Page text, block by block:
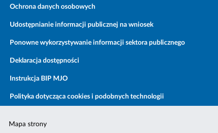
Ochrona danych osobowych
Udostępnianie informacji publicznej na wniosek
Ponowne wykorzystywanie informacji sektora publicznego
Deklaracja dostępności
Instrukcja BIP MJO
Polityka dotycząca cookies i podobnych technologii
Mapa strony